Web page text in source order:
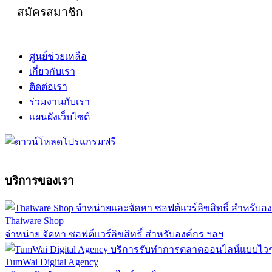
สมัครสมาชิก
ศูนย์ช่วยเหลือ
เกี่ยวกับเรา
ติดต่อเรา
ร่วมงานกับเรา
แผนผังเว็บไซต์
บริการของเรา
Thaiware Shop
จำหน่าย จัดหา ซอฟต์แวร์ลิขสิทธิ์ สำหรับองค์กร ฯลฯ
TumWai Digital Agency